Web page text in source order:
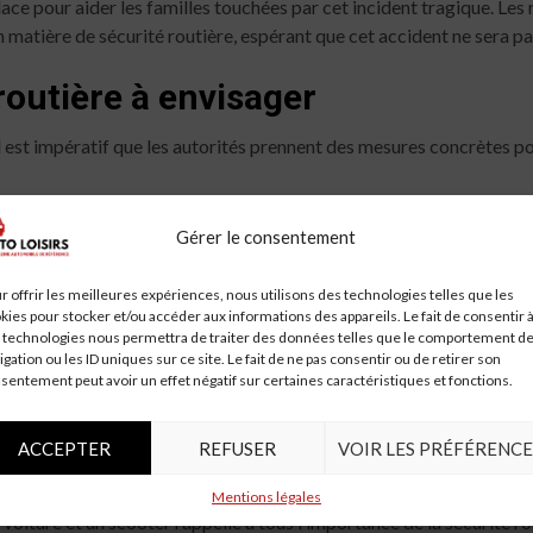
Gérer le consentement
offrir les meilleures expériences, nous utilisons des technologies telles que les
pour stocker et/ou accéder aux informations des appareils. Le fait de consentir à
technologies nous permettra de traiter des données telles que le comportement de
ou les ID uniques sur ce site. Le fait de ne pas consentir ou de retirer son
peut avoir un effet négatif sur certaines caractéristiques et fonctions.
ACCEPTER REFUSER VOIR LES
Mentions légales
pour aider les familles touchées par cet incident tragique.
de sécurité routière, espérant que cet accident ne sera
à envisager
impératif que les autorités prennent des mesures concrètes
panneaux de signalisation clairs et visibles pour avertir les
de vitesse sur les routes à fort trafic, en particulier celles où des
de sensibilisation sur les dangers de la conduite
pour les conducteurs de deux-roues afin de les
et un scooter rappelle à tous l’importance de la sécurité